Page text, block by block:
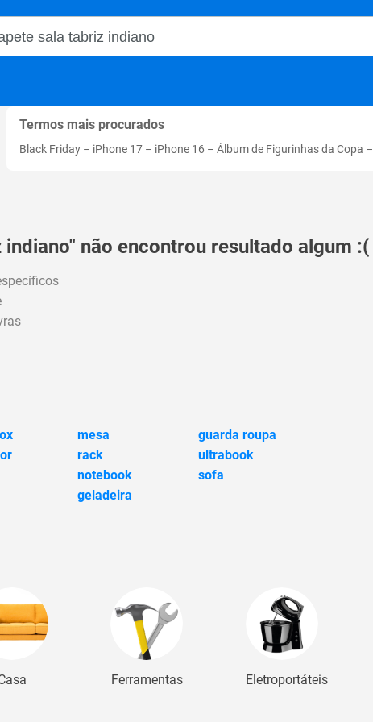
no Magalu
Termos mais procurados
Black Friday – iPhone 17 – iPhone 16 – Álbum de Figurinhas da Copa –
não encontrou resultado algum :(
mesa
guarda roupa
rack
ultrabook
notebook
sofa
geladeira
Ferramentas Eletroportáteis